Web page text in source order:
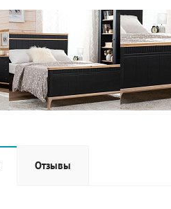
Отзывы